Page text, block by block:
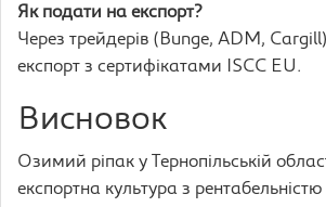
Як подати на експорт?
Через трейдерів (Bunge, ADM,
експорт з сертифікатами ISCC EU.
Висновок
Озимий ріпак у Тернопільській
експортна культура з